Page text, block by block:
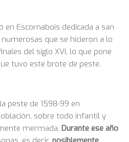
en Escornabois dedicada a san
que se hicieron a lo
del siglo XVI, lo que pone
tuvo este brote de peste.
peste de 1598-99 en
sobre todo infantil y
mermada. Durante ese año